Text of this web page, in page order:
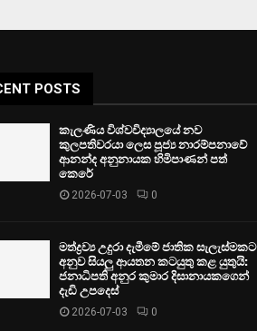
POSTS
කැලණිය විශ්වවිද්‍යාලයේ නව
කුලපතිවරයා ලෙස පූජ්‍ය නාරම්පනාවේ
ආනන්ද අනුනායක හිමිපාණන් පත්
කෙරේ
2026-07-03 0
මත්ද්‍රව්‍ය උදුරා දැමීමේ ජාතික සැලැස්මකට
අනුව සියලු ආයතන කටයුතු කළ යුතුයි:
ජනාධිපති අනුර කුමාර දිසානායකගෙන්
දැඩි උපදෙස්
2026-07-03 0